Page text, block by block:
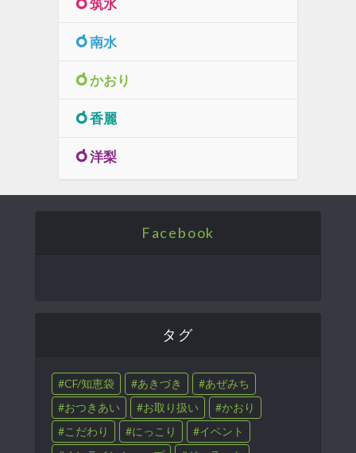
筑水
南水
かおり
香麗
洋梨
Facebook
タグ
CF/知恵袋 あきづき
あぜみち
おつきあい
お取り扱い
かおり
こだわり
にっこり
イベント